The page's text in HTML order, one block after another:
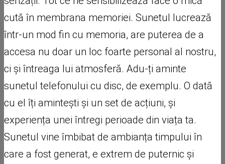
cută în membrana memoriei. Sunetul lucrează
într-un mod fin cu memoria, are puterea de a
accesa nu doar un loc foarte personal al nostru,
ci și întreaga lui atmosferă. Adu-ți aminte
sunetul telefonului cu disc, de exemplu. O dată
cu el îți amintești și un set de acțiuni, și
experiența unei întregi perioade din viața ta.
Sunetul vine îmbibat de ambianța timpului în
care a fost generat, e extrem de puternic și